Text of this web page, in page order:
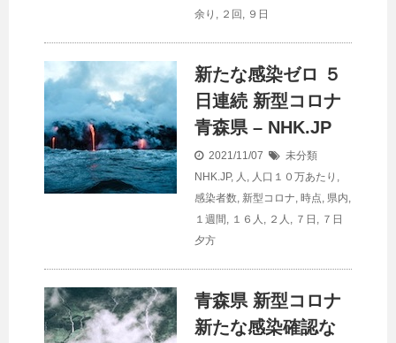
余り , ２回 , ９日
新たな感染ゼロ ５
日連続 新型コロナ
青森県 – NHK.JP
2021/11/07
未分類
NHK.JP, 人 , 人口１０万あたり ,
感染者数, 新型コロナ, 時点, 県内,
１週間 , １６人 , ２人 , ７日 , ７日
夕方
青森県 新型コロナ
新たな感染確認な